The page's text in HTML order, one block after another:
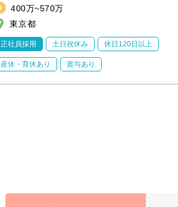
400万~570万
東京都
正社員採用 土日祝休み 休日120日以上
産休・育休あり 賞与あり